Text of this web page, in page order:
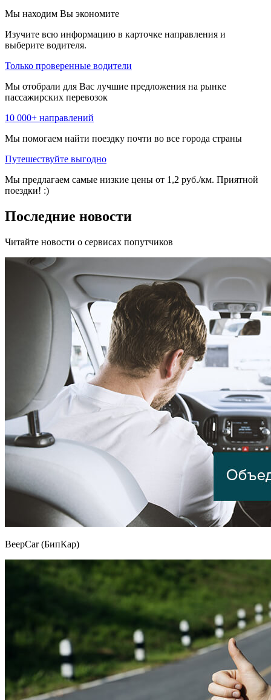
Мы находим Вы экономите
Изучите всю информацию в карточке направления и
выберите водителя.
Только проверенные водители
Мы отобрали для Вас лучшие предложения на рынке
пассажирских перевозок
10 000+ направлений
Мы помогаем найти поездку почти во все города страны
Путешествуйте выгодно
Мы предлагаем самые низкие цены от 1,2 руб./км. Приятной
поездки! :)
Последние новости
Читайте новости о сервисах попутчиков
BeepCar (БипКар)